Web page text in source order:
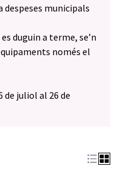
despeses municipals
duguin a terme, se’n
només el
extern)
de juliol al 26 de